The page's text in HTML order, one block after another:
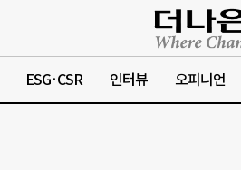
ESG·CSR 인터뷰 오피니언